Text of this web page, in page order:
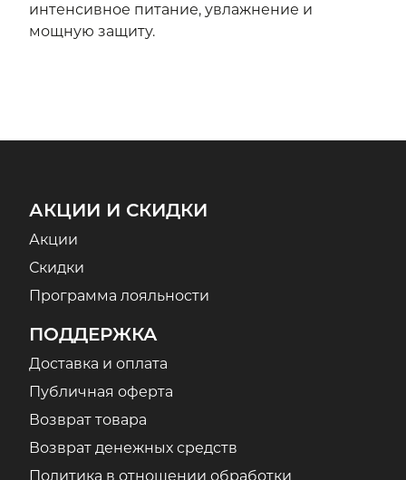
интенсивное питание, увлажнение и
мощную защиту.
АКЦИИ И СКИДКИ
Акции
Скидки
Программа лояльности
ПОДДЕРЖКА
Доставка и оплата
Публичная оферта
Возврат товара
Возврат денежных средств
Политика в отношении обработки